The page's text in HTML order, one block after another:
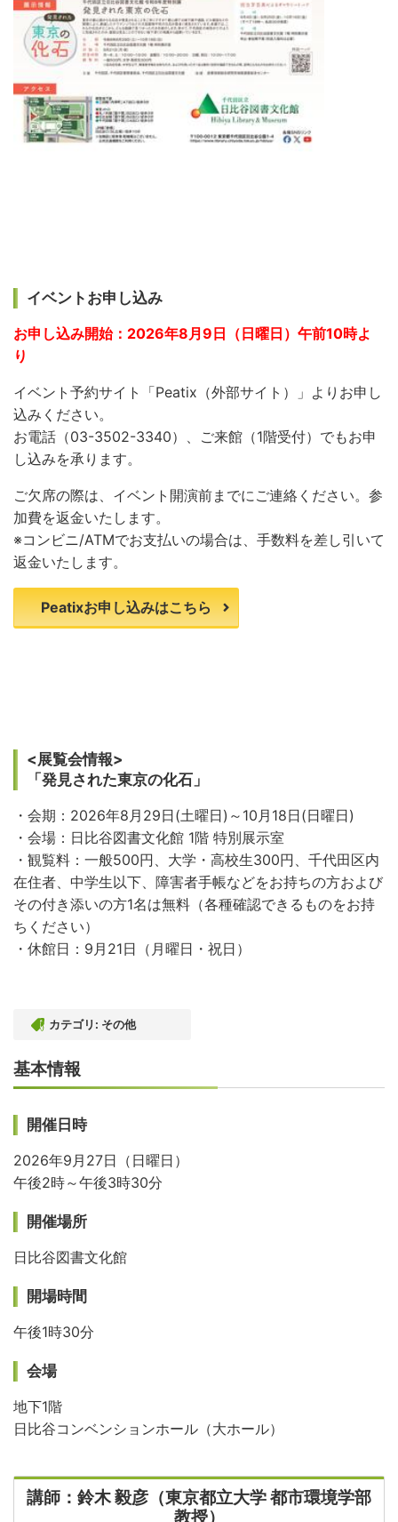
イベントお申し込み
お申し込み開始：2026年8月9日（日曜日）午前10時よ
り
イベント予約サイト「Peatix （外部サイト）」よりお申し
込みください。
お電話（03-3502-3340）、ご来館（1階受付）でもお申
し込みを承ります。
ご欠席の際は、イベント開演前までにご連絡ください。参
加費を返金いたします。
※コンビニ/ATMでお支払いの場合は、手数料を差し引いて
返金いたします。
Peatixお申し込みはこちら
<展覧会情報>
「発見された東京の化石」
・会期：2026年8月29日(土曜日)～10月18日(日曜日)
・会場：日比谷図書文化館 1階 特別展示室
・観覧料：一般500円、大学・高校生300円、千代田区内
在住者、中学生以下、障害者手帳などをお持ちの方および
その付き添いの方1名は無料（各種確認できるものをお持
ちください）
・休館日：9月21日（月曜日・祝日）
カテゴリ: その他
基本情報
開催日時
2026年9月27日（日曜日）
午後2時～午後3時30分
開催場所
日比谷図書文化館
開場時間
午後1時30分
会場
地下1階
日比谷コンベンションホール（大ホール）
講師：鈴木 毅彦（東京都立大学 都市環境学部
教授）